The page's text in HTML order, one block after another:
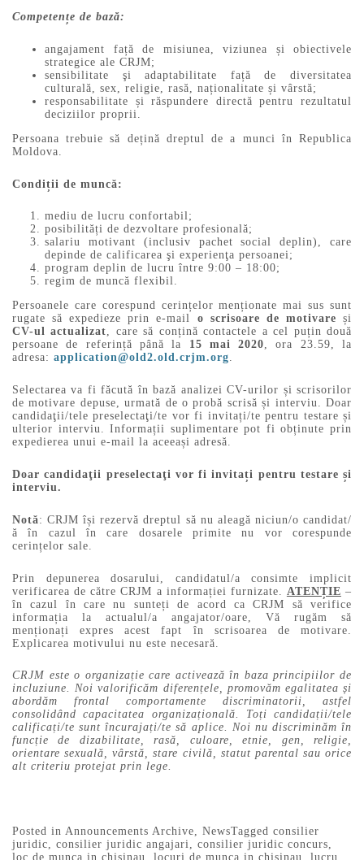
Competențe de bază:
angajament față de misiunea, viziunea și obiectivele
strategice ale CRJM;
sensibilitate şi adaptabilitate față de diversitatea
culturală, sex, religie, rasă, naționalitate și vârstă;
responsabilitate și răspundere directă pentru rezultatul
deciziilor proprii.
Persoana trebuie să dețină dreptul de a munci în Republica
Moldova.
Condiții de muncă:
mediu de lucru confortabil;
posibilități de dezvoltare profesională;
salariu motivant (inclusiv pachet social deplin), care
depinde de calificarea şi experienţa persoanei;
program deplin de lucru între 9:00 – 18:00;
regim de muncă flexibil.
Persoanele care corespund cerințelor menționate mai sus sunt
rugate să expedieze prin e-mail o scrisoare de motivare și
CV-ul actualizat, care să conțină contactele a cel puțin două
persoane de referință până la 15 mai 2020, ora 23.59, la
adresa: application@old2.old.crjm.org.
Selectarea va fi făcută în bază analizei CV-urilor și scrisorilor
de motivare depuse, urmată de o probă scrisă și interviu. Doar
candidaţii/tele preselectaţi/te vor fi invitați/te pentru testare și
ulterior interviu. Informații suplimentare pot fi obținute prin
expedierea unui e-mail la aceeași adresă.
Doar candidaţii preselectaţi vor fi invitați pentru testare și
interviu.
Notă: CRJM își rezervă dreptul să nu aleagă niciun/o candidat/
ă în cazul în care dosarele primite nu vor corespunde
cerințelor sale.
Prin depunerea dosarului, candidatul/a consimte implicit
verificarea de către CRJM a informației furnizate. ATENȚIE –
în cazul în care nu sunteți de acord ca CRJM să verifice
informația la actualul/a angajator/oare, Vă rugăm să
menționați expres acest fapt în scrisoarea de motivare.
Explicarea motivului nu este necesară.
CRJM este o organizație care activează în baza principiilor de
incluziune. Noi valorificăm diferențele, promovăm egalitatea și
abordăm frontal comportamente discriminatorii, astfel
consolidând capacitatea organizațională. Toți candidații/tele
calificați/te sunt încurajați/te să aplice. Noi nu discriminăm în
funcție de dizabilitate, rasă, culoare, etnie, gen, religie,
orientare sexuală, vârstă, stare civilă, statut parental sau orice
alt criteriu protejat prin lege.
Posted in Announcements Archive, NewsTagged consilier
juridic, consilier juridic angajari, consilier juridic concurs,
loc de munca in chisinau
locuri de munca in chisinau lucru